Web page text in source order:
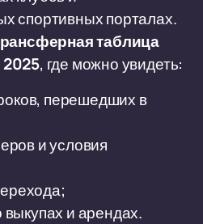
спортивных порталах.
таблица
, где можно увидеть:
перешедших в
и условия
и арендах.